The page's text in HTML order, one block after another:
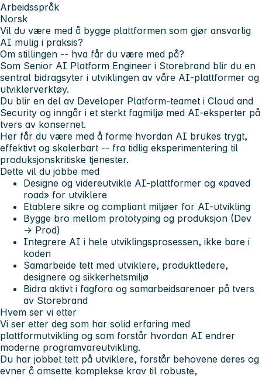
Arbeidsspråk
Norsk
Vil du være med å bygge plattformen som gjør ansvarlig
AI mulig i praksis?
Om stillingen -- hva får du være med på?
Som Senior AI Platform Engineer i Storebrand blir du en
sentral bidragsyter i utviklingen av våre AI-plattformer og
utviklerverktøy.
Du blir en del av Developer Platform-teamet i Cloud and
Security og inngår i et sterkt fagmiljø med AI-eksperter på
tvers av konsernet.
Her får du være med å forme hvordan AI brukes trygt,
effektivt og skalerbart -- fra tidlig eksperimentering til
produksjonskritiske tjenester.
Dette vil du jobbe med
Designe og videreutvikle AI-plattformer og «paved
road» for utviklere
Etablere sikre og compliant miljøer for AI-utvikling
Bygge bro mellom prototyping og produksjon (Dev
→ Prod)
Integrere AI i hele utviklingsprosessen, ikke bare i
koden
Samarbeide tett med utviklere, produktledere,
designere og sikkerhetsmiljø
Bidra aktivt i fagfora og samarbeidsarenaer på tvers
av Storebrand
Hvem ser vi etter
Vi ser etter deg som har solid erfaring med
plattformutvikling og som forstår hvordan AI endrer
moderne programvareutvikling.
Du har jobbet tett på utviklere, forstår behovene deres og
evner å omsette komplekse krav til robuste,